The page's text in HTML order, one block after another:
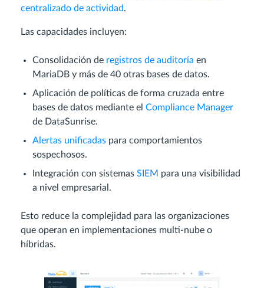
centralizado de actividad.
Las capacidades incluyen:
Consolidación de registros de auditoría en
MariaDB y más de 40 otras bases de datos.
Aplicación de políticas de forma cruzada entre
bases de datos mediante el Compliance Manager
de DataSunrise.
Alertas unificadas para comportamientos
sospechosos.
Integración con sistemas SIEM para una visibilidad
a nivel empresarial.
Esto reduce la complejidad para las organizaciones
que operan en implementaciones multi-nube o
híbridas.